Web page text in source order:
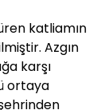
katliamın
Azgın
karşı
ortaya